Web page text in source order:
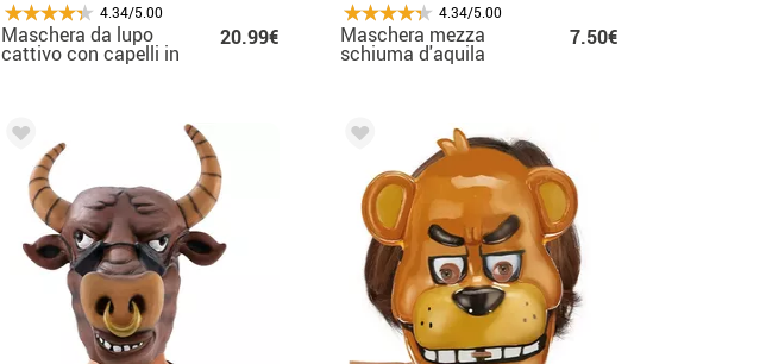
4.34/5.00
Maschera da lupo
cattivo con capelli in
20.99€
4.34/5.00
Maschera mezza
schiuma d'aquila
7.50€